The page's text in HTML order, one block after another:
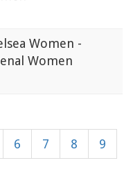
Women -
Women
6 7 8 9